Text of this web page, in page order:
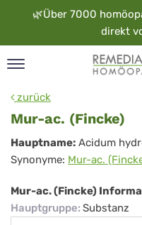
🌿Über 7000
direkt
zurück
Mur-ac. (Fincke)
Mur-
ac.
(Fincke)
Hauptname: Acidum
Synonyme: Mur-ac.
Mur-ac. (Fincke)
Hauptgruppe: Substanz